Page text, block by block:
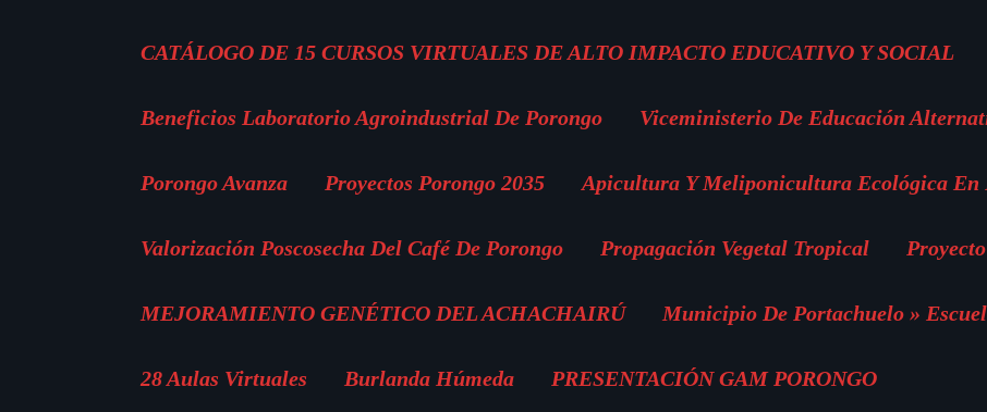
CATÁLOGO DE 15 CURSOS VIRTUALES DE ALTO IMPACTO EDUCATIVO Y SOCIAL
Beneficios Laboratorio Agroindustrial De Porongo Viceministerio De Educación
Porongo Avanza Proyectos Porongo 2035 Apicultura Y Meliponicultura Ecológica En
Valorización Poscosecha Del Café De Porongo Propagación Vegetal Tropical
MEJORAMIENTO GENÉTICO DEL ACHACHAIRÚ Municipio De Portachuelo »
28 Aulas Virtuales Burlanda Húmeda PRESENTACIÓN GAM PORONGO